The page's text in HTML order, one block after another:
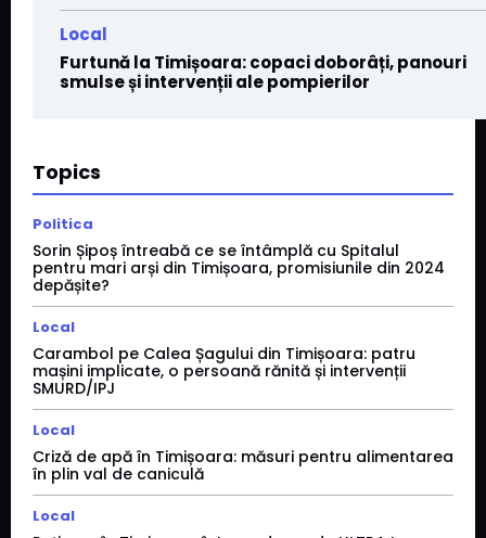
Local
Furtună la Timișoara: copaci doborâți, panouri
smulse și intervenții ale pompierilor
Topics
Politica
Sorin Șipoș întreabă ce se întâmplă cu Spitalul
pentru mari arși din Timișoara, promisiunile din 2024
depășite?
Local
Carambol pe Calea Șagului din Timișoara: patru
mașini implicate, o persoană rănită și intervenții
SMURD/IPJ
Local
Criză de apă în Timișoara: măsuri pentru alimentarea
în plin val de caniculă
Local